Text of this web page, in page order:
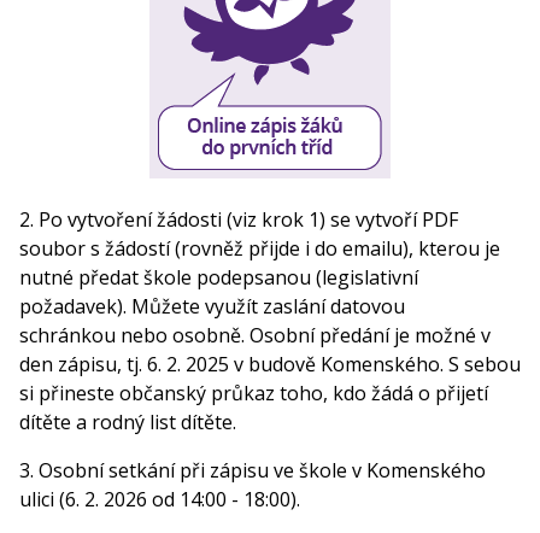
2. Po vytvoření žádosti (viz krok 1) se vytvoří PDF
soubor s žádostí (rovněž přijde i do emailu), kterou je
nutné předat škole podepsanou (legislativní
požadavek). Můžete využít zaslání datovou
schránkou nebo osobně. Osobní předání je možné v
den zápisu, tj. 6. 2. 2025 v budově Komenského. S sebou
si přineste občanský průkaz toho, kdo žádá o přijetí
dítěte a rodný list dítěte.
3. Osobní setkání při zápisu ve škole v Komenského
ulici (6. 2. 2026 od 14:00 - 18:00).